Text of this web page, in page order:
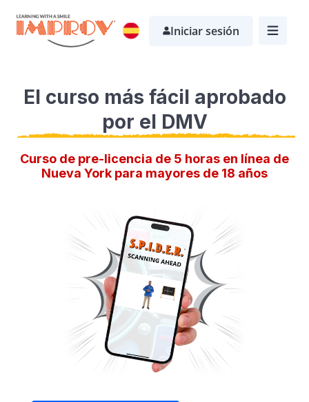
Saltar
contenido
Iniciar sesión
El curso más fácil aprobado
por el DMV
Curso de pre-licencia de 5 horas en línea de
Nueva York para mayores de 18 años